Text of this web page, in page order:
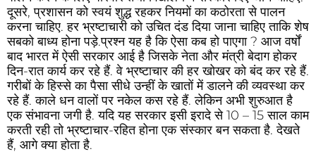
दूसरे, प्रशासन को स्वयं शुद्ध रहकर नियमों का कठोरता से पालन
करना चाहिए. हर भ्रष्टाचारी को उचित दंड दिया जाना चाहिए ताकि शेष
सबको बाध्य होना पड़े.प्रश्न यह है कि ऐसा कब हो पाएगा ? आज वर्षों
बाद भारत में ऐसी सरकार आई है जिसके नेता और मंत्री बेदाग होकर
दिन-रात कार्य कर रहे हैं. वे भ्रष्टाचार की हर खोखर को बंद कर रहे हैं.
गरीबों के हिस्से का पैसा सीधे उन्हीं के खातों में डालने की व्यवस्था कर
रहे हैं. काले धन वालों पर नकेल कस रहे हैं. लेकिन अभी शुरुआत है
एक संभावना जगी है. यदि यह सरकार इसी इरादे से 10 – 15 साल काम
करती रही तो भ्रष्टाचार-रहित होना एक संस्कार बन सकता है. देखते
हैं, आगे क्या होता है.